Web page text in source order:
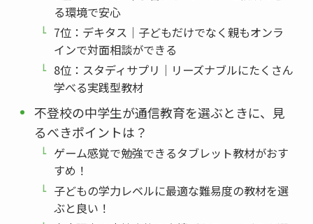
る環境で安心
7位：デキタス｜子どもだけでなく親もオンラ
インで対面相談ができる
8位：スタディサプリ｜リーズナブルにたくさん
学べる実践型教材
不登校の中学生が通信教育を選ぶときに、見
るべきポイントは？
ゲーム感覚で勉強できるタブレット教材がおす
すめ！
子どもの学力レベルに最適な難易度の教材を選
ぶと良い！